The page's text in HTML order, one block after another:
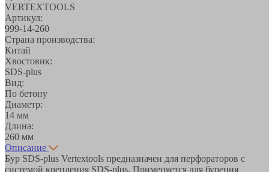
VERTEXTOOLS
Артикул:
999-14-260
Страна производства:
Китай
Хвостовик:
SDS-plus
Вид:
По бетону
Диаметр:
14 мм
Длина:
260 мм
Описание
Бур SDS-plus Vertextools предназначен для перфораторов с
системой крепления SDS-plus. Применяется для бурения